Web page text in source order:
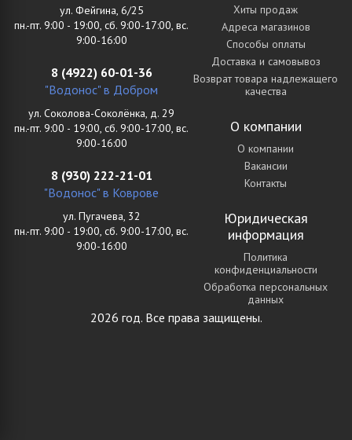
ул. Фейгина, 6/25
пн.-пт. 9:00 - 19:00, сб. 9:00-17:00, вс.
9:00-16:00
8 (4922) 60-01-36
"Водонос" в Добром
ул. Соколова-Соколёнка, д. 29
пн.-пт. 9:00 - 19:00, сб. 9:00-17:00, вс.
9:00-16:00
8 (930) 222-21-01
"Водонос" в Коврове
ул. Пугачева, 32
пн.-пт. 9:00 - 19:00, сб. 9:00-17:00, вс.
9:00-16:00
Хиты продаж
Адреса магазинов
Способы оплаты
Доставка и самовывоз
Возврат товара надлежащего
качества
О компании
О компании
Вакансии
Контакты
Юридическая
информация
Политика
конфиденциальности
Обработка персональных
данных
2026 год. Все права защищены.